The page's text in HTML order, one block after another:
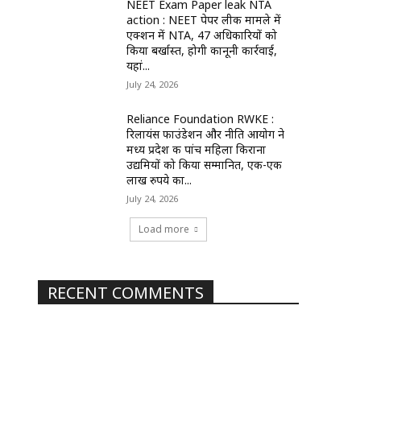
NEET Exam Paper leak NTA
action : NEET पेपर लीक मामले में
एक्शन में NTA, 47 अधिकारियों को
किया बर्खास्त, होगी कानूनी कार्रवाई,
यहां...
July 24, 2026
Reliance Foundation RWKE :
रिलायंस फाउंडेशन और नीति आयोग ने
मध्य प्रदेश की पांच महिला किराना
उद्यमियों को किया सम्मानित, एक-एक
लाख रुपये का...
July 24, 2026
Load more
RECENT COMMENTS